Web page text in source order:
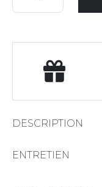
DESCRIPTION
ENTRETIEN